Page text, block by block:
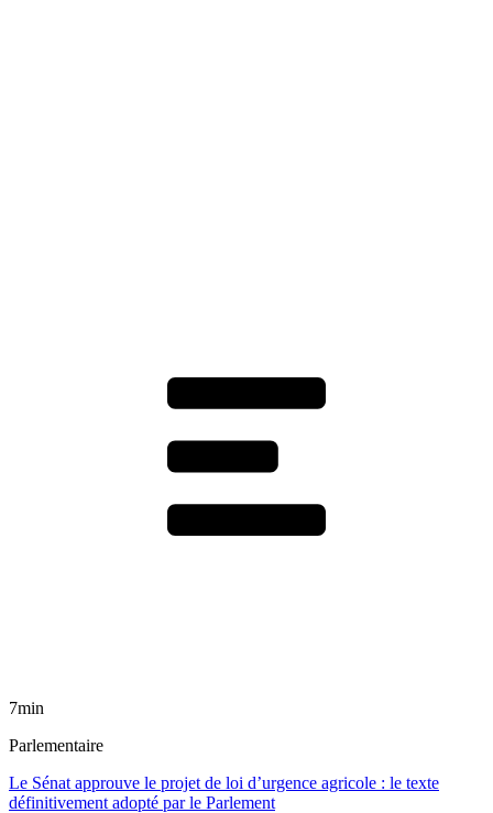
7min
Parlementaire
Le Sénat approuve le projet de loi d’urgence agricole : le texte
définitivement adopté par le Parlement